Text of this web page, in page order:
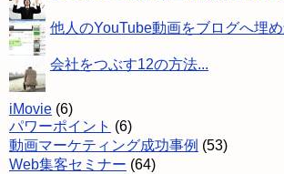
他人のYouTube動画をブログへ埋
会社をつぶす12の方法...
iMovie (6)
パワーポイント (6)
動画マーケティング成功事例 (53)
Web集客セミナー (64)